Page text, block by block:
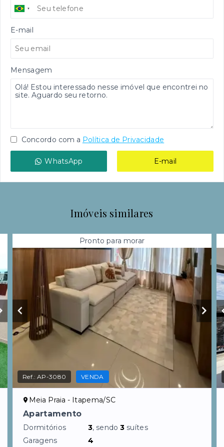
E-mail
Mensagem
Concordo com a Política de Privacidade
WhatsApp E-mail
Imóveis similares
Pronto para morar
Ref.:AP-3080 VENDA
Meia Praia - Itapema/SC
Apartamento
Dormitórios 3, sendo3 suítes
Garagens
4